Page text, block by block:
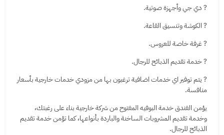
? دي جي وأجهزة صوتية.
? الكوشة وتنسيق القاعة.
? غرفة خاصة للعروس.
? خدمة تقديم الذبائح للرجال.
? يتم توفير اي خدمات اضافية ترغبون بها من مزودي خدمات خارجية بأسعار
منافسة.
يؤمن الفندق خدمة البوفيه المفتوح من شركة خارجية بناء على رغبتك،
وخدمة تقديم المشروبات الساخنة والباردة بأنواعها، كما تؤمن خدمة تقديم
الذبائح للرجال.